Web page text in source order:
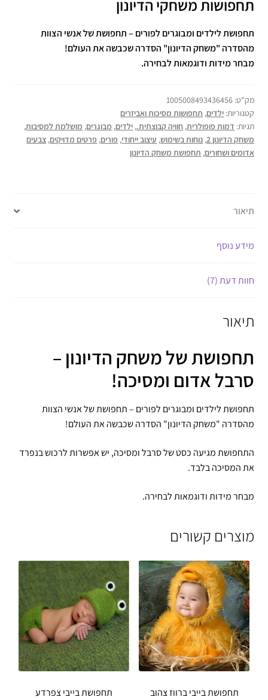
תחפושות משחקי הדיונון
תחפושת לילדים ומבוגרים לפורים – תחפושת של אנשי הצוות
מהסדרה "משחקהדיונון" הסדרה שכבשה את העולם!
מבחר מידות ודוגמאות לבחירה.
מק"ט: 1005008493436456
קטגוריות: ילדים, תחפושות מסיכות ואביזרים
תגיות: דמות פופולרית, חוויה קבוצתית., ילדים, מבוגרים, מושלמת למסיבות,
משחק הדיונון 2 , נוחות בשימוש, עיצוב ייחודי, פורים, פרטים מדויקים, צבעים
אדומים ושחורים, תחפושת משחק הדיונון
תיאור
מידע נוסף
חוות דעת (7)
תיאור
תחפושת של משחק הדיונון –
סרבל אדום ומסיכה!
תחפושת לילדים ומבוגרים לפורים – תחפושת של אנשי הצוות
מהסדרה "משחק הדיונון" הסדרה שכבשה את העולם!
התחפושת מגיעה כסט של סרבל ומסיכה, יש אפשרות לרכוש בנפרד
את המסיכה בלבד.
מבחר מידות ודוגמאות לבחירה.
מוצרים קשורים
תחפושת בייבי ברווז צהוב תחפושת בייבי צפרדע